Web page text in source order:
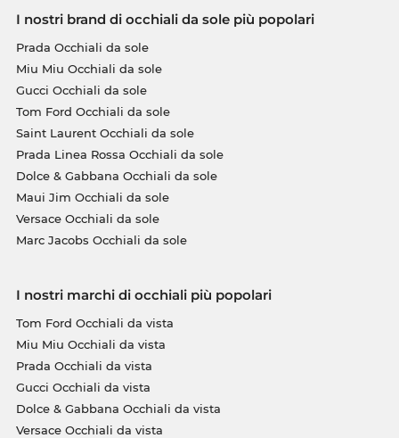
I nostri brand di occhiali da sole più popolari
Prada Occhiali da sole
Miu Miu Occhiali da sole
Gucci Occhiali da sole
Tom Ford Occhiali da sole
Saint Laurent Occhiali da sole
Prada Linea Rossa Occhiali da sole
Dolce & Gabbana Occhiali da sole
Maui Jim Occhiali da sole
Versace Occhiali da sole
Marc Jacobs Occhiali da sole
I nostri marchi di occhiali più popolari
Tom Ford Occhiali da vista
Miu Miu Occhiali da vista
Prada Occhiali da vista
Gucci Occhiali da vista
Dolce & Gabbana Occhiali da vista
Versace Occhiali da vista